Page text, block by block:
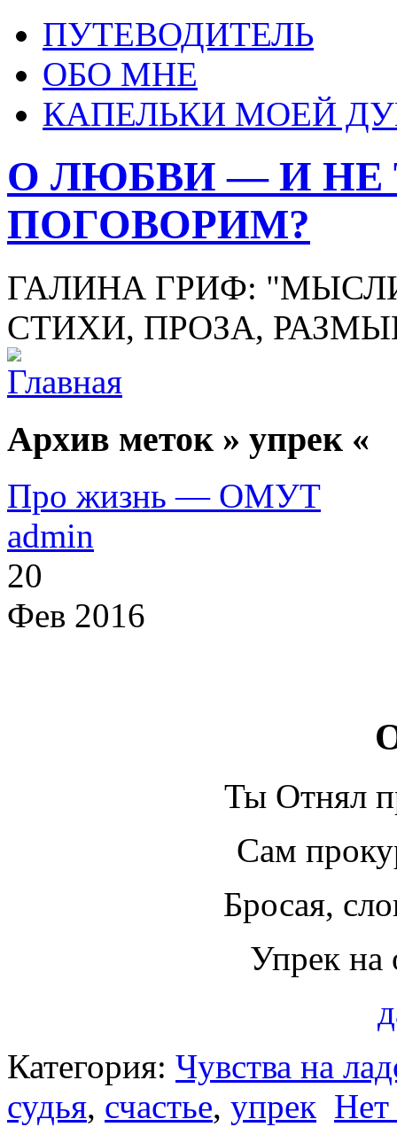
ПУТЕВОДИТЕЛЬ
ОБО МНЕ
КАПЕЛЬКИ МОЕЙ
О ЛЮБВИ — И НЕ
ПОГОВОРИМ?
ГАЛИНА ГРИФ:
СТИХИ, ПРОЗА,
Архив меток » упрек «
Про жизнь — ОМУТ
admin
20
Фев 2016
Ты Отнял
Сам
Бросая,
Упрек на
Категория: Чувства на
судья, счастье, упрек Нет